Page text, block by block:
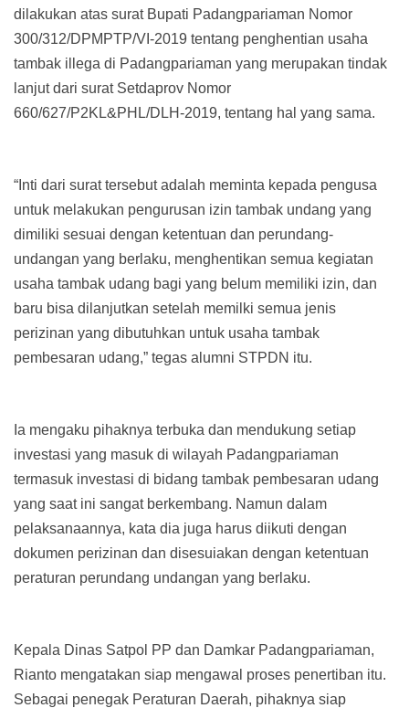
dilakukan atas surat Bupati Padangpariaman Nomor
300/312/DPMPTP/VI-2019 tentang penghentian usaha
tambak illega di Padangpariaman yang merupakan tindak
lanjut dari surat Setdaprov Nomor
660/627/P2KL&PHL/DLH-2019, tentang hal yang sama.
“Inti dari surat tersebut adalah meminta kepada pengusa
untuk melakukan pengurusan izin tambak undang yang
dimiliki sesuai dengan ketentuan dan perundang-
undangan yang berlaku, menghentikan semua kegiatan
usaha tambak udang bagi yang belum memiliki izin, dan
baru bisa dilanjutkan setelah memilki semua jenis
perizinan yang dibutuhkan untuk usaha tambak
pembesaran udang,” tegas alumni STPDN itu.
Ia mengaku pihaknya terbuka dan mendukung setiap
investasi yang masuk di wilayah Padangpariaman
termasuk investasi di bidang tambak pembesaran udang
yang saat ini sangat berkembang. Namun dalam
pelaksanaannya, kata dia juga harus diikuti dengan
dokumen perizinan dan disesuiakan dengan ketentuan
peraturan perundang undangan yang berlaku.
Kepala Dinas Satpol PP dan Damkar Padangpariaman,
Rianto mengatakan siap mengawal proses penertiban itu.
Sebagai penegak Peraturan Daerah, pihaknya siap